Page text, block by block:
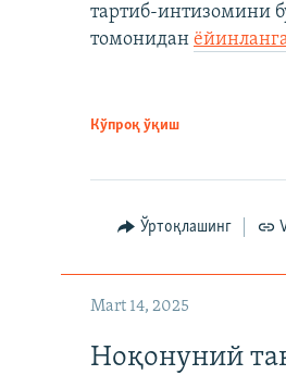
тартиб-интизомини
томонидан
Кўпроқ ўқиш
Ўртоқлашинг
Mart 14, 2025
Ноқонуний